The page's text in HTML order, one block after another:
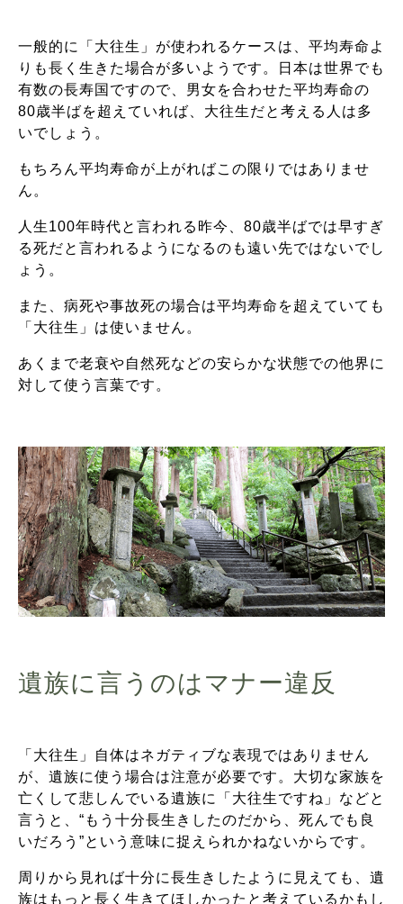
一般的に「大往生」が使われるケースは、平均寿命よ
りも長く生きた場合が多いようです。日本は世界でも
有数の長寿国ですので、男女を合わせた平均寿命の
80歳半ばを超えていれば、大往生だと考える人は多
いでしょう。
もちろん平均寿命が上がればこの限りではありませ
ん。
人生100年時代と言われる昨今、80歳半ばでは早すぎ
る死だと言われるようになるのも遠い先ではないでし
ょう。
また、病死や事故死の場合は平均寿命を超えていても
「大往生」は使いません。
あくまで老衰や自然死などの安らかな状態での他界に
対して使う言葉です。
遺族に言うのはマナー違反
「大往生」自体はネガティブな表現ではありません
が、遺族に使う場合は注意が必要です。大切な家族を
亡くして悲しんでいる遺族に「大往生ですね」などと
言うと、“もう十分長生きしたのだから、死んでも良
いだろう”という意味に捉えられかねないからです。
周りから見れば十分に長生きしたように見えても、遺
族はもっと長く生きてほしかったと考えているかもし